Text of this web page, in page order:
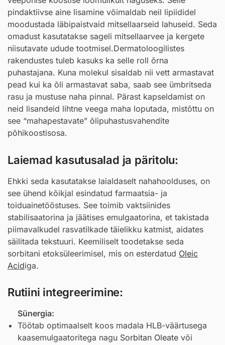
pindaktiivse aine lisamine võimaldab neil lipiididel
moodustada läbipaistvaid mitsellaarseid lahuseid. Seda
omadust kasutatakse sageli mitsellaarvee ja kergete
niisutavate udude tootmisel.Dermatoloogilistes
rakendustes tuleb kasuks ka selle roll õrna
puhastajana. Kuna molekul sisaldab nii vett armastavat
pead kui ka õli armastavat saba, saab see ümbritseda
rasu ja mustuse naha pinnal. Pärast kapseldamist on
neid lisandeid lihtne veega maha loputada, mistõttu on
see “mahapestavate” õlipuhastusvahendite
põhikoostisosa.
Laiemad kasutusalad ja päritolu:
Ehkki seda kasutatakse laialdaselt nahahoolduses, on
see ühend kõikjal esindatud farmaatsia- ja
toiduainetööstuses. See toimib vaktsiinides
stabilisaatorina ja jäätises emulgaatorina, et takistada
piimavalkudel rasvatilkade täielikku katmist, aidates
säilitada tekstuuri. Keemiliselt toodetakse seda
sorbitani etoksüleerimisel, mis on esterdatud Oleic
Acidiga.
Rutiini integreerimine:
Sünergia:
Töötab optimaalselt koos madala HLB-väärtusega
kaasemulgaatoritega nagu Sorbitan Oleate või